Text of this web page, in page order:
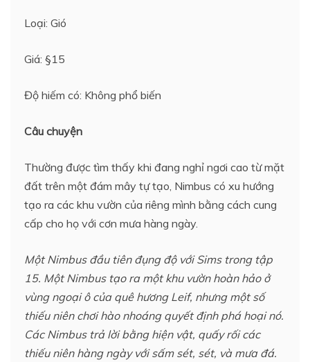
Loại: Gió
Giá: §15
Độ hiếm có: Không phổ biến
Câu chuyện
Thường được tìm thấy khi đang nghỉ ngơi cao từ mặt
đất trên một đám mây tự tạo, Nimbus có xu hướng
tạo ra các khu vườn của riêng mình bằng cách cung
cấp cho họ với cơn mưa hàng ngày.
Một Nimbus đầu tiên đụng độ với Sims trong tập
15. Một Nimbus tạo ra một khu vườn hoàn hảo ở
vùng ngoại ô của quê hương Leif, nhưng một số
thiếu niên chơi hào nhoáng quyết định phá hoại nó.
Các Nimbus trả lời bằng hiện vật, quấy rối các
thiếu niên hàng ngày với sấm sét, sét, và mưa đá.